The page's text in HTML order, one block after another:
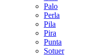
Palo
Perla
Pila
Pira
Punta
Sotuer